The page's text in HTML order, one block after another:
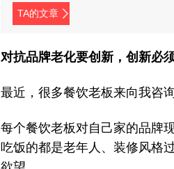
TA的文章
对抗品牌老化要创新，创新必
最近，很多餐饮老板来向我咨
每个餐饮老板对自己家的品牌
吃饭的都是老年人、装修风格